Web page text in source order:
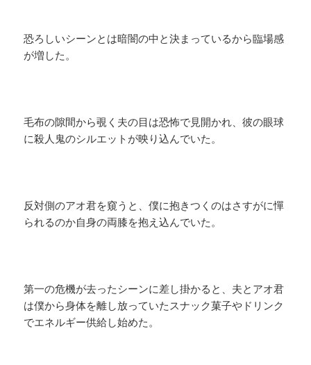
恐ろしいシーンとは暗闇の中と決まっているから臨場感
が増した。
毛布の隙間から覗く夫の目は恐怖で見開かれ、彼の眼球
に殺人鬼のシルエットが映り込んでいた。
反対側のアオ君を窺うと、僕に抱きつくのはさすがに憚
られるのか自身の両膝を抱え込んでいた。
第一の危機が去ったシーンに差し掛かると、夫とアオ君
は僕から身体を離し放っていたスナック菓子やドリンク
でエネルギー供給し始めた。